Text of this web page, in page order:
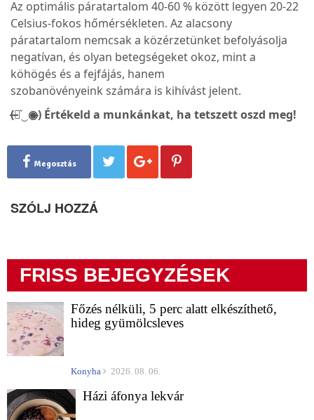
Az optimális páratartalom 40-60 % között legyen 20-22
Celsius-fokos hőmérsékleten. Az alacsony
páratartalom nemcsak a közérzetünket befolyásolja
negatívan, és olyan betegségeket okoz, mint a
köhögés és a fejfájás, hanem
szobanövényeink számára is kihívást jelent.
(̶◉͛‿◉̶) Értékeld a munkánkat, ha tetszett oszd meg!
Megosztás
SZÓLJ HOZZÁ
FRISS BEJEGYZÉSEK
Főzés nélküli, 5 perc alatt elkészíthető,
hideg gyümölcsleves
Konyha 2026. 08. 06.
Házi áfonya lekvár